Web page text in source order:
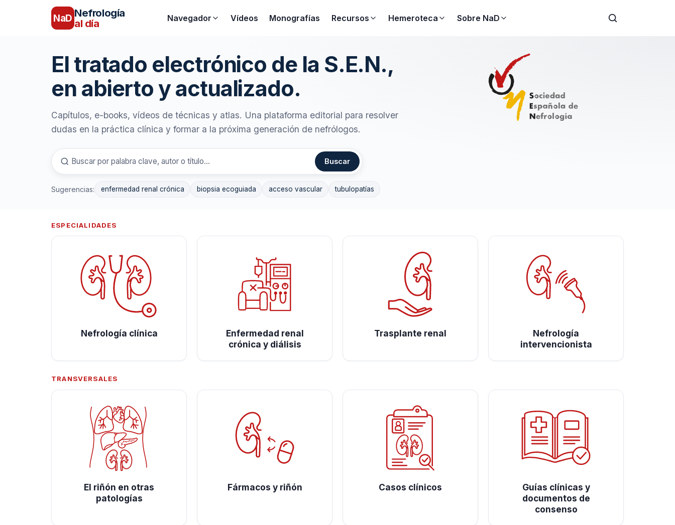
NaD Nefrología
al día
Navegador Vídeos Monografías Recursos Hemeroteca Sobre NaD
El tratado electrónico de la S.E.N.,
en abierto y actualizado.
Capítulos, e-books, vídeos de técnicas y atlas. Una plataforma editorial para resolver
dudas en la práctica clínica y formar a la próxima generación de nefrólogos.
Buscar
Sugerencias: enfermedad renal crónica biopsia ecoguiada acceso vascular tubulopatías
ESPECIALIDADES
Nefrología clínica
Enfermedad renal
crónica y diálisis
Trasplante renal
Nefrología
intervencionista
TRANSVERSALES
El riñón en otras
patologías
Fármacos y riñón Casos clínicos
Guías clínicas y
documentos de
consenso